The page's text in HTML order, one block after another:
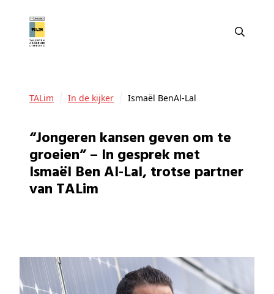
TALim In de kijker Ismaël BenAl-Lal
“Jongeren kansen geven om te
groeien” – In gesprek met
Ismaël Ben Al-Lal, trotse partner
van TALim